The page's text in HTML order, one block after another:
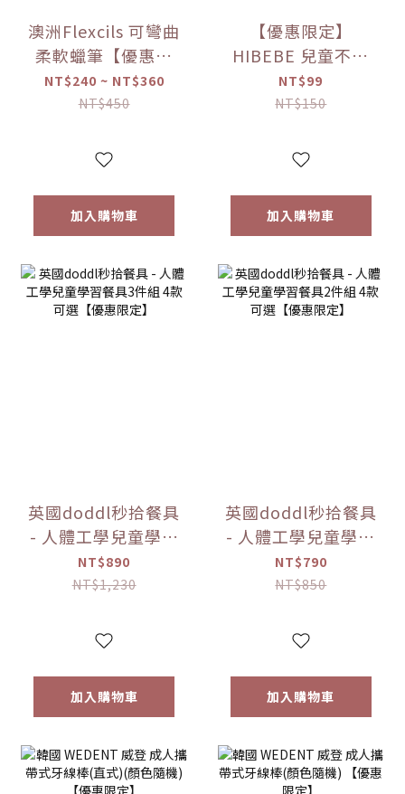
澳洲Flexcils 可彎曲
柔軟蠟筆【優惠限
定】
NT$240 ~ NT$360
NT$450
加入購物車
【優惠限定】
HIBEBE 兒童不鏽
鋼餐具 湯匙【優惠
限定】
NT$99
NT$150
加入購物車
英國doddl秒拾餐具
- 人體工學兒童學習
餐具3件組 4款可選
【優惠限定】
NT$890
NT$1,230
加入購物車
英國doddl秒拾餐具
- 人體工學兒童學習
餐具2件組 4款可選
【優惠限定】
NT$790
NT$850
加入購物車